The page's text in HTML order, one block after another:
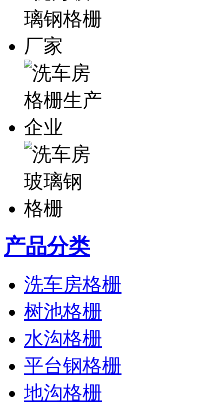
产品分类
洗车房格栅
树池格栅
水沟格栅
平台钢格栅
地沟格栅